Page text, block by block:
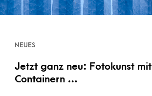
NEUES
Jetzt ganz neu: Fotokunst mit
Containern …